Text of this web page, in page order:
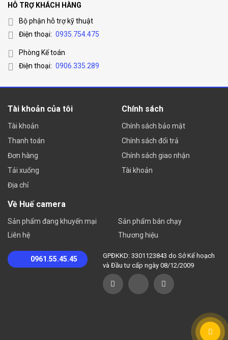
HỖ TRỢ KHÁCH HÀNG
Bộ phận hỗ trợ kỹ thuật
Điện thoại: 0935.754.475
Phòng Kế toán
Điện thoại: 0906.335.289
Tài khoản của tôi
Tài khoản
Thanh toán
Đơn hàng
Tải xuống
Địa chỉ
Chính sách
Chính sách bảo mật
Chính sách đổi trả
Chính sách giao nhận
Tài khoản
Về Huế camera
Sản phẩm đang khuyến mại
Liên hệ
Sản phẩm bán chạy
Thương hiệu
0961.55.45.45
GPĐKKD: 3301123843 do Sở Kế hoạch
và Đầu tư cấp ngày 08/12/2009